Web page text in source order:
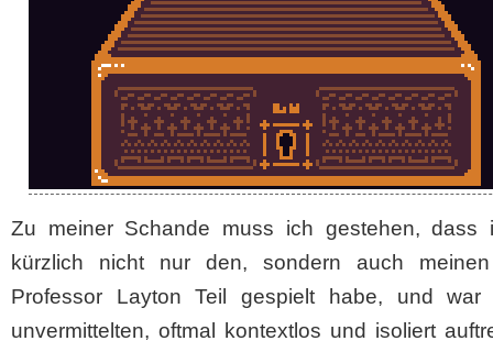
Zu meiner Schande muss ich gestehen, dass
kürzlich nicht nur den, sondern auch
Professor Layton Teil gespielt habe, und
unvermittelten, oftmal kontextlos und isoliert